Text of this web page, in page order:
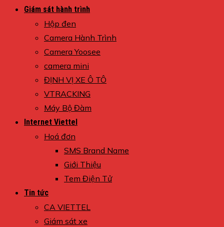
Giám sát hành trình
Hộp đen
Camera Hành Trình
Camera Yoosee
camera mini
ĐỊNH VỊ XE Ô TÔ
VTRACKING
Máy Bộ Đàm
Internet Viettel
Hoá đơn
SMS Brand Name
Giới Thiệu
Tem Điện Tử
Tin tức
CA VIETTEL
Giám sát xe